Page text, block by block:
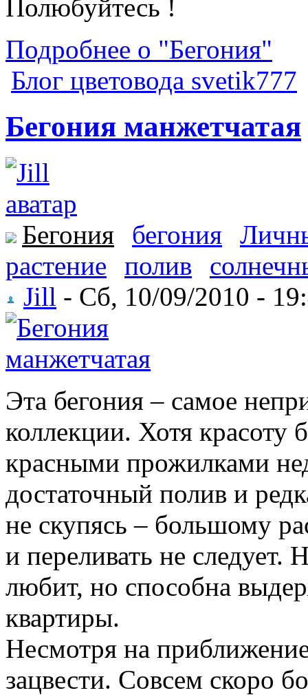
Полюбуйтесь !
Подробнее о "Бегония"
Блог цветовода svetik777
Бегония манжетчатая
Бегония бегония
растение
полив
Jill - Сб, 10/09/2010 -
Эта бегония – самое
коллекции. Хотя красоту
красными прожилками
достаточный полив и
не скупясь – большому
и переливать не
любит, но способна
квартиры.
Несмотря на
зацвести. Совсем скоро